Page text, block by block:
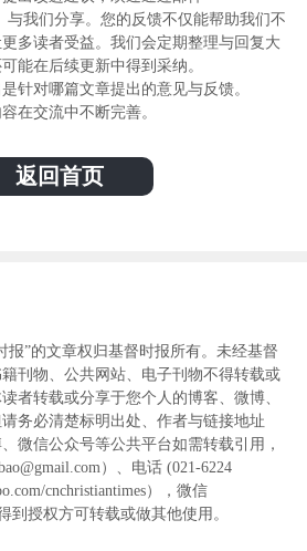
与我们分享。您的反馈不仅能帮助我们不
多读者受益。我们会定期整理与回复大
能在后续更新中得到采纳。
针对哪篇文章提出的意见与反馈。
在交流中不断完善。
返回首页
报”的文章权归基督时报所有。未经基督
刊物、公共网站、电子刊物不得转载或
者转载或分享于您个人的博客、微博、
务必清楚标明出处、作者与链接地址
微信公众号等公共平台如需转载引用，
）、电话 (021-6224
cnchristiantimes），微信
到授权方可转载或做其他使用。